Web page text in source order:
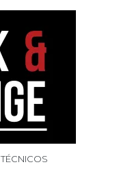
TÉCNICOS